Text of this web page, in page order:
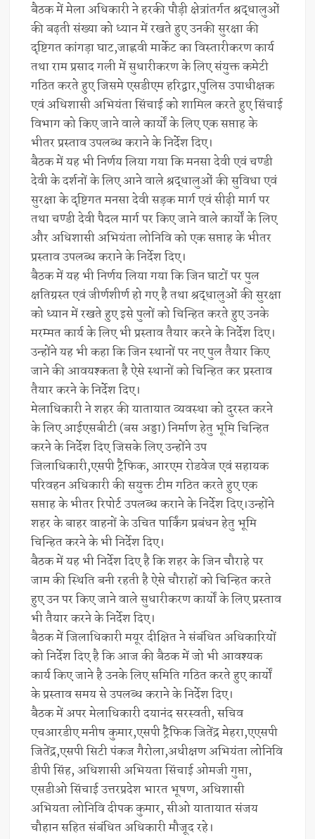
बैठक में मेला अधिकारी ने हरकी पौड़ी क्षेत्रांतर्गत श्रद्धालुओं
की बढ़ती संख्या को ध्यान में रखते हुए उनकी सुरक्षा की
दृष्टिगत कांगड़ा घाट,जाह्नवी मार्केट का विस्तारीकरण कार्य
तथा राम प्रसाद गली में सुधारीकरण के लिए संयुक्त कमेटी
गठित करते हुए जिसमे एसडीएम हरिद्वार,पुलिस उपाधीक्षक
एवं अधिशासी अभियंता सिंचाई को शामिल करते हुए सिंचाई
विभाग को किए जाने वाले कार्यों के लिए एक सप्ताह के
भीतर प्रस्ताव उपलब्ध कराने के निर्देश दिए।
बैठक में यह भी निर्णय लिया गया कि मनसा देवी एवं चण्डी
देवी के दर्शनों के लिए आने वाले श्रद्धालुओं की सुविधा एवं
सुरक्षा के दृष्टिगत मनसा देवी सड़क मार्ग एवं सीढ़ी मार्ग पर
तथा चण्डी देवी पैदल मार्ग पर किए जाने वाले कार्यों के लिए
और अधिशासी अभियंता लोनिवि को एक सप्ताह के भीतर
प्रस्ताव उपलब्ध कराने के निर्देश दिए।
बैठक में यह भी निर्णय लिया गया कि जिन घाटों पर पुल
क्षतिग्रस्त एवं जीर्णशीर्ण हो गए है तथा श्रद्धालुओं की सुरक्षा
को ध्यान में रखते हुए इसे पुलों को चिन्हित करते हुए उनके
मरम्मत कार्य के लिए भी प्रस्ताव तैयार करने के निर्देश दिए।
उन्होंने यह भी कहा कि जिन स्थानों पर नए पुल तैयार किए
जाने की आवयश्कता है ऐसे स्थानों को चिन्हित कर प्रस्ताव
तैयार करने के निर्देश दिए।
मेलाधिकारी ने शहर की यातायात व्यवस्था को दुरस्त करने
के लिए आईएसबीटी (बस अड्डा) निर्माण हेतु भूमि चिन्हित
करने के निर्देश दिए जिसके लिए उन्होंने उप
जिलाधिकारी,एसपी ट्रैफिक, आरएम रोडवेज एवं सहायक
परिवहन अधिकारी की सयुक्त टीम गठित करते हुए एक
सप्ताह के भीतर रिपोर्ट उपलब्ध कराने के निर्देश दिए।उन्होंने
शहर के बाहर वाहनों के उचित पार्किंग प्रबंधन हेतु भूमि
चिन्हित करने के भी निर्देश दिए।
बैठक में यह भी निर्देश दिए है कि शहर के जिन चौराहे पर
जाम की स्थिति बनी रहती है ऐसे चौराहों को चिन्हित करते
हुए उन पर किए जाने वाले सुधारीकरण कार्यों के लिए प्रस्ताव
भी तैयार करने के निर्देश दिए।
बैठक में जिलाधिकारी मयूर दीक्षित ने संबंधित अधिकारियों
को निर्देश दिए है कि आज की बैठक में जो भी आवश्यक
कार्य किए जाने है उनके लिए समिति गठित करते हुए कार्यों
के प्रस्ताव समय से उपलब्ध कराने के निर्देश दिए।
बैठक में अपर मेलाधिकारी दयानंद सरस्वती, सचिव
एचआरडीए मनीष कुमार,एसपी ट्रैफिक जितेंद्र मेहरा,एएसपी
जितेंद्र,एसपी सिटी पंकज गैरोला,अधीक्षण अभियंता लोनिवि
डीपी सिंह, अधिशासी अभियता सिंचाई ओमजी गुप्ता,
एसडीओ सिंचाई उत्तरप्रदेश भारत भूषण, अधिशासी
अभियता लोनिवि दीपक कुमार, सीओ यातायात संजय
चौहान सहित संबंधित अधिकारी मौजूद रहे।